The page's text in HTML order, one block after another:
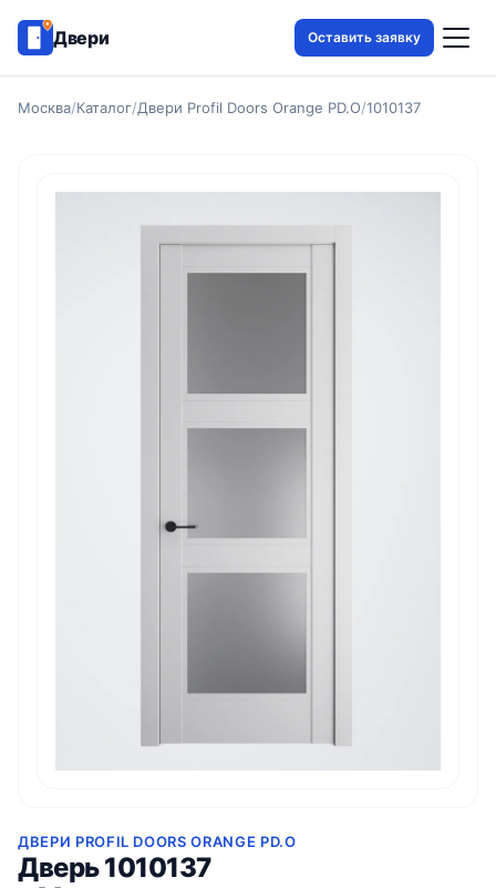
Двери Оставить заявку
Москва/Каталог/Двери Profil Doors Orange PD.O/1010137
ДВЕРИ PROFIL DOORS ORANGE PD.O
Дверь 1010137